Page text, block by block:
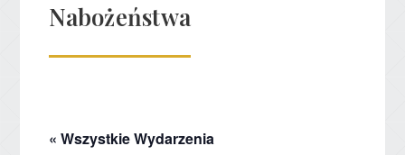
Nabożeństwa
« Wszystkie Wydarzenia